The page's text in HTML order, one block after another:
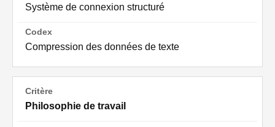
Système de connexion structuré
Compression des données de texte
Philosophie de travail